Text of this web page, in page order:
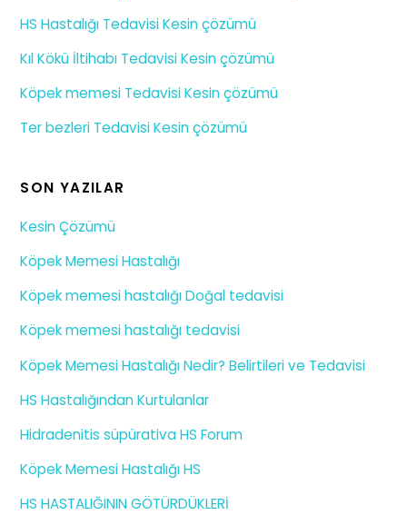
HS Hastalığı Tedavisi Kesin çözümü
Kıl Kökü İltihabı Tedavisi Kesin çözümü
Köpek memesi Tedavisi Kesin çözümü
Ter bezleri Tedavisi Kesin çözümü
SON YAZILAR
Kesin Çözümü
Köpek Memesi Hastalığı
Köpek memesi hastalığı Doğal tedavisi
Köpek memesi hastalığı tedavisi
Köpek Memesi Hastalığı Nedir? Belirtileri ve Tedavisi
HS Hastalığından Kurtulanlar
Hidradenitis süpürativa HS Forum
Köpek Memesi Hastalığı HS
HS HASTALIĞININ GÖTÜRDÜKLERİ